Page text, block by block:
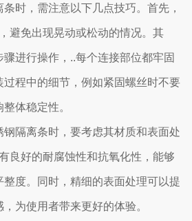
时，需注意以下几点技巧。首先，
避免出现晃动或松动的情况。其
进行操作，..每个连接部位都牢固
程中的细节，例如紧固螺丝时不要
体稳定性。
钢隔离条时，要考虑其材质和表面处
良好的耐腐蚀性和抗氧化性，能够
度。同时，精细的表面处理可以提
为使用者带来更好的体验。